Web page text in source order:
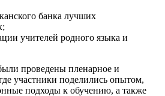
банка лучших
учителей родного языка и
проведены пленарное и
участники поделились опытом,
подходы к обучению, а также